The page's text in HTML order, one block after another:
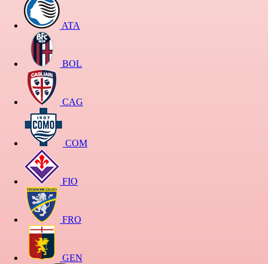
ATA
BOL
CAG
COM
FIO
FRO
GEN